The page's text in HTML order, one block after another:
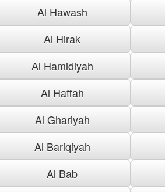
Al Hawash
Al Hirak
Al Hamidiyah
Al Haffah
Al Ghariyah
Al Bariqiyah
Al Bab